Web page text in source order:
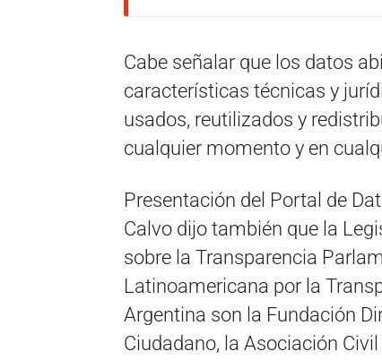
Cabe señalar que los datos
características técnicas y
usados, reutilizados y
cualquier momento y en
Presentación del Portal de
Calvo dijo también que la
sobre la Transparencia
Latinoamericana por la
Argentina son la Fundación
Ciudadano, la Asociación